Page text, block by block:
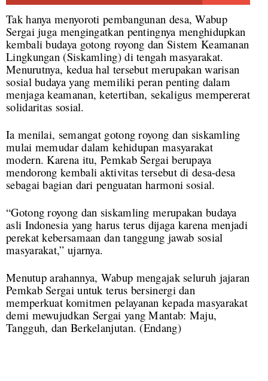
Tak hanya menyoroti pembangunan desa, Wabup
Sergai juga mengingatkan pentingnya menghidupkan
kembali budaya gotong royong dan Sistem Keamanan
Lingkungan (Siskamling) di tengah masyarakat.
Menurutnya, kedua hal tersebut merupakan warisan
sosial budaya yang memiliki peran penting dalam
menjaga keamanan, ketertiban, sekaligus mempererat
solidaritas sosial.
Ia menilai, semangat gotong royong dan siskamling
mulai memudar dalam kehidupan masyarakat
modern. Karena itu, Pemkab Sergai berupaya
mendorong kembali aktivitas tersebut di desa-desa
sebagai bagian dari penguatan harmoni sosial.
“Gotong royong dan siskamling merupakan budaya
asli Indonesia yang harus terus dijaga karena menjadi
perekat kebersamaan dan tanggung jawab sosial
masyarakat,” ujarnya.
Menutup arahannya, Wabup mengajak seluruh jajaran
Pemkab Sergai untuk terus bersinergi dan
memperkuat komitmen pelayanan kepada masyarakat
demi mewujudkan Sergai yang Mantab: Maju,
Tangguh, dan Berkelanjutan. (Endang)